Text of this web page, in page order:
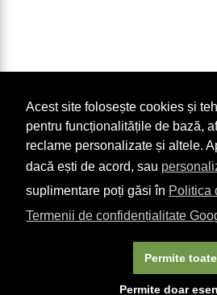
Acest site folosește cookies și
pentru funcționalitățile de bază,
reclame personalizate și altele.
dacă ești de acord, sau
suplimentare poți găsi în Politica
Termenii de confidențialitate
Permite doar
Permite toate